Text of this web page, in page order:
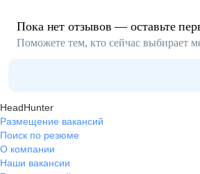
Пока нет отзывов — оставьте
Поможете тем, кто сейчас выбирает
HeadHunter
Размещение вакансий
Поиск по резюме
О компании
Наши вакансии